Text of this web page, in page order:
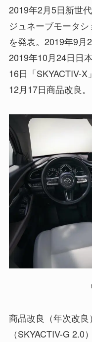
2019年2月5日新世
ジュネーブモータ
を発表。2019年9月
2019年10月24日日
16日「SKYACTIV-
12月17日商品改良。
商品改良（年次改
（SKYACTIV-G